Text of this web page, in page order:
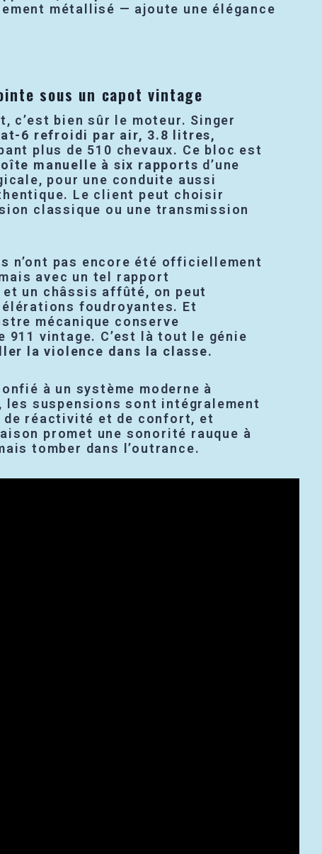
métallisé — ajoute une élégance
sous un capot vintage
c’est bien sûr le moteur. Singer
6 refroidi par air, 3.8 litres,
plus de 510 chevaux. Ce bloc est
manuelle à six rapports d’une
pour une conduite aussi
Le client peut choisir
classique ou une transmission
n’ont pas encore été officiellement
avec un tel rapport
un châssis affûté, on peut
foudroyantes. Et
mécanique conserve
911 vintage. C’est là tout le génie
la violence dans la classe.
à un système moderne à
les suspensions sont intégralement
de réactivité et de confort, et
promet une sonorité rauque à
tomber dans l’outrance.